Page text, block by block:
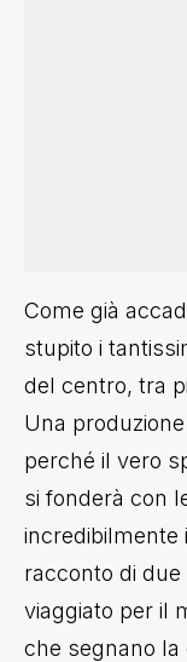
Come già
stupito i
del centro, tra
Una
perché il vero
si fonderà con
incredibilmente
racconto di due
viaggiato per il
che segnano la